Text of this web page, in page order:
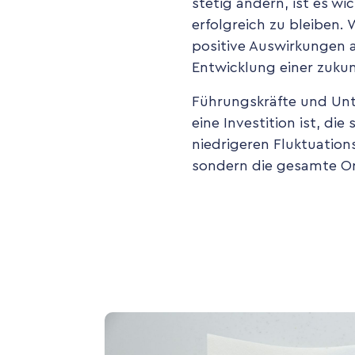
stetig ändern, ist es
erfolgreich zu bleiben.
positive Auswirkungen
Entwicklung einer
Führungskräfte und
eine Investition ist, die
niedrigeren
sondern die gesamte